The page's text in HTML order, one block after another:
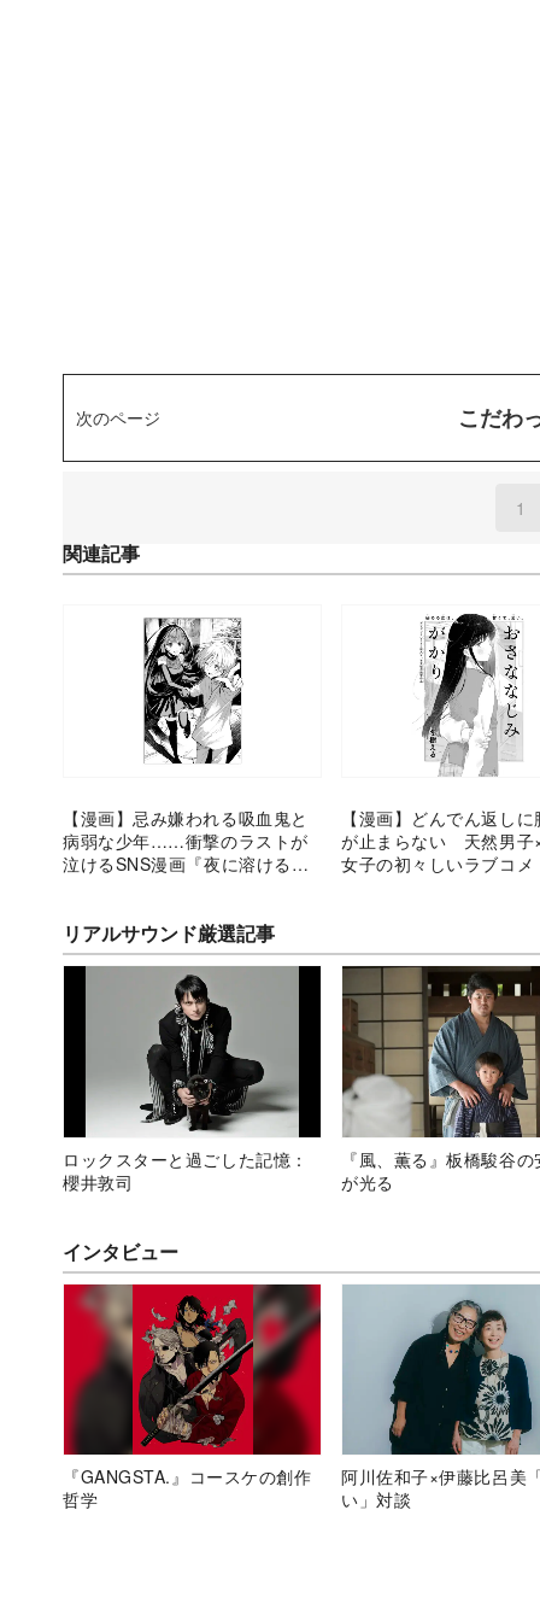
次のページ こだわ
1
関連記事
【漫画】忌み嫌われる吸血鬼と
病弱な少年……衝撃のラストが
泣けるSNS漫画『夜に溶けるブ
【漫画】どんでん返し
が止まらない 天然男子
女子の初々しいラブコメ
リアルサウンド厳選記事
ロックスターと過ごした記憶：
櫻井敦司
『風、薫る』板橋駿谷
が光る
インタビュー
『GANGSTA.』コースケの創作
哲学
阿川佐和子×伊藤比呂美
い」対談